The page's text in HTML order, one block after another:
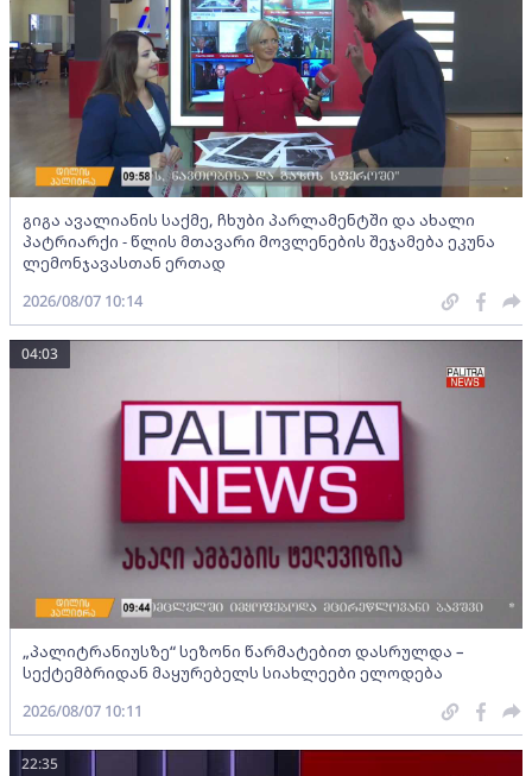
გიგა ავალიანის საქმე, ჩხუბი პარლამენტში და ახალი
პატრიარქი - წლის მთავარი მოვლენების შეჯამება ეკუნა
ლემონჯავასთან ერთად
2026/08/07 10:14
„პალიტრანიუსზე“ სეზონი წარმატებით დასრულდა –
სექტემბრიდან მაყურებელს სიახლეები ელოდება
04:03
2026/08/07 10:11
22:35